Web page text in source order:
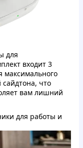
для
входит 3
максимального
что
вам лишний
для работы и